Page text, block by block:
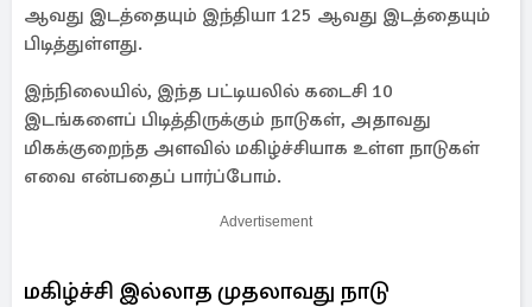
ஆவது இடத்தையும் இந்தியா 125 ஆவது இடத்தையும்
பிடித்துள்ளது.
இந்நிலையில், இந்த பட்டியலில் கடைசி 10
இடங்களைப் பிடித்திருக்கும் நாடுகள், அதாவது
மிகக்குறைந்த அளவில் மகிழ்ச்சியாக உள்ள நாடுகள்
எவை என்பதைப் பார்ப்போம்.
Advertisement
மகிழ்ச்சி இல்லாத முதலாவது நாடு